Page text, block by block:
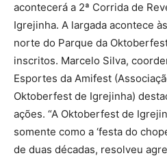
acontecerá a 2ª Corrida de
Igrejinha. A largada acontece
norte do Parque da
inscritos. Marcelo Silva,
Esportes da Amifest
Oktoberfest de Igrejinha)
ações. “A Oktoberfest de
somente como a ‘festa do
de duas décadas, resolveu